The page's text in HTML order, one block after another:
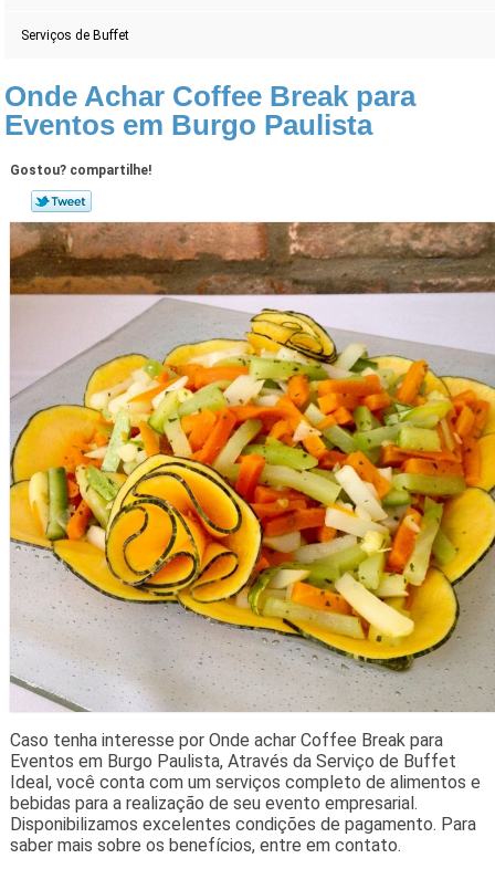
Serviços de Buffet
Onde Achar Coffee Break para
Eventos em Burgo Paulista
Gostou? compartilhe!
Caso tenha interesse por Onde achar Coffee Break para
Eventos em Burgo Paulista, Através da Serviço de Buffet
Ideal, você conta com um serviços completo de alimentos e
bebidas para a realização de seu evento empresarial.
Disponibilizamos excelentes condições de pagamento. Para
saber mais sobre os benefícios, entre em contato.